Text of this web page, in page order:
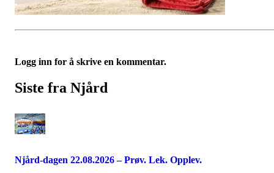
Logg inn for å skrive en kommentar.
Siste fra Njård
Njård-dagen 22.08.2026 – Prøv. Lek. Opplev.